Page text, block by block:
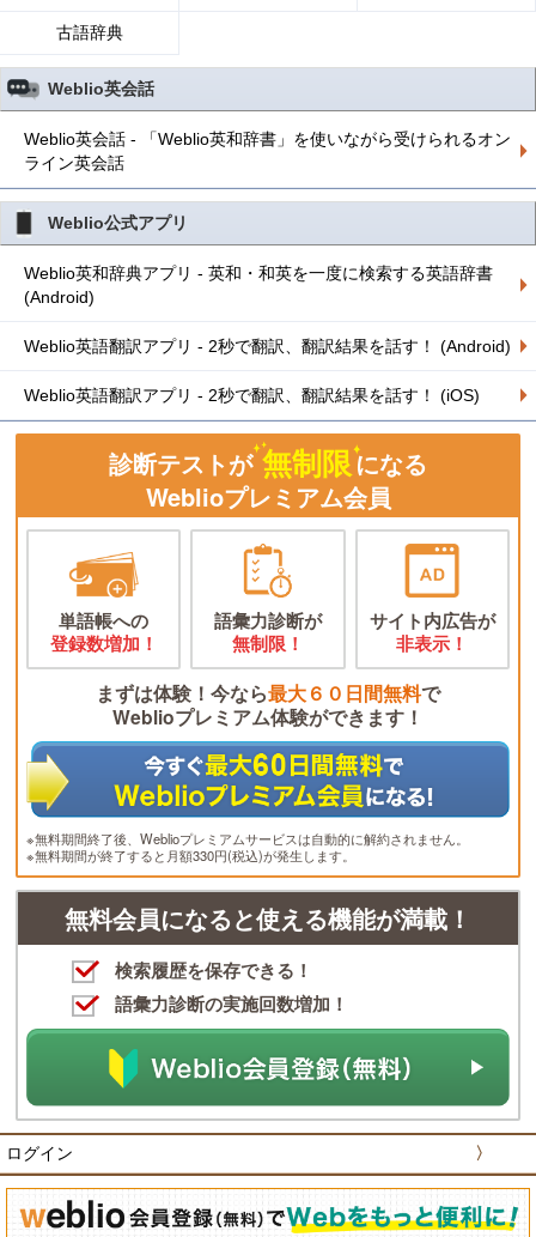
古語辞典
Weblio英会話
Weblio英会話 - 「Weblio英和辞書」を使いながら受けられるオン
ライン英会話
Weblio公式アプリ
Weblio英和辞典アプリ - 英和・和英を一度に検索する英語辞書
(Android)
Weblio英語翻訳アプリ - 2秒で翻訳、翻訳結果を話す！ (Android)
Weblio英語翻訳アプリ - 2秒で翻訳、翻訳結果を話す！ (iOS)
診断テストが 無制限になる
Weblioプレミアム会員
単語帳への
登録数増加！
語彙力診断が
無制限！
サイト内広告が
非表示！
まずは体験！今なら最大６０日間無料で
Weblioプレミアム体験ができます！
※無料期間終了後、Weblioプレミアムサービスは自動的に解約されません。
※無料期間が終了すると月額330円(税込)が発生します。
無料会員になると使える機能が満載！
検索履歴を保存できる！
語彙力診断の実施回数増加！
ログイン 〉